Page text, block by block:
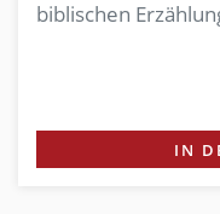
biblischen
IN